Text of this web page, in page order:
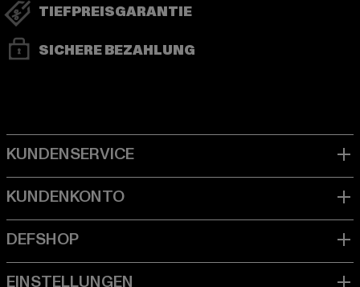
TIEFPREISGARANTIE
SICHERE BEZAHLUNG